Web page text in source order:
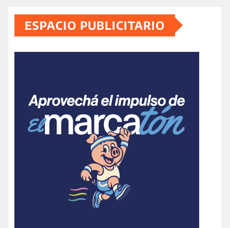
ESPACIO PUBLICITARIO